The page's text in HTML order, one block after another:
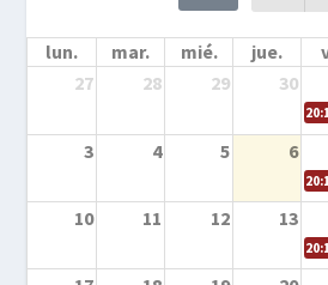
lun. mar. mié. jue.
27
28 29 30
3 4 5 6
10 11 12 13